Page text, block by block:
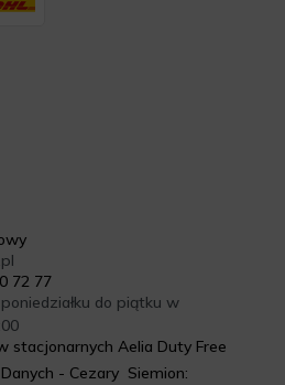
72 77
do piątku w
stacjonarnych Aelia Duty Free
- Cezary Siemion: